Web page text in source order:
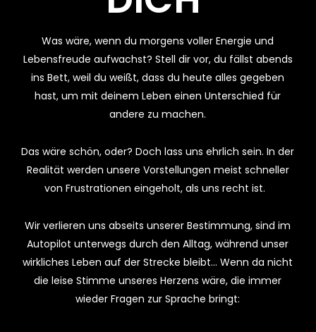
Was wäre, wenn du morgens voller Energie und
Lebensfreude aufwachst? Stell dir vor, du fällst abends
ins Bett, weil du weißt, dass du heute alles gegeben
hast, um mit deinem Leben einen Unterschied für
andere zu machen.
Das wäre schön, oder? Doch lass uns ehrlich sein. In der
Realität werden unsere Vorstellungen meist schneller
von Frustrationen eingeholt, als uns recht ist.
Wir verlieren uns abseits unserer Bestimmung, sind im
Autopilot unterwegs durch den Alltag, während unser
wirkliches Leben auf der Strecke bleibt… Wenn da nicht
die leise Stimme unseres Herzens wäre, die immer
wieder Fragen zur Sprache bringt: